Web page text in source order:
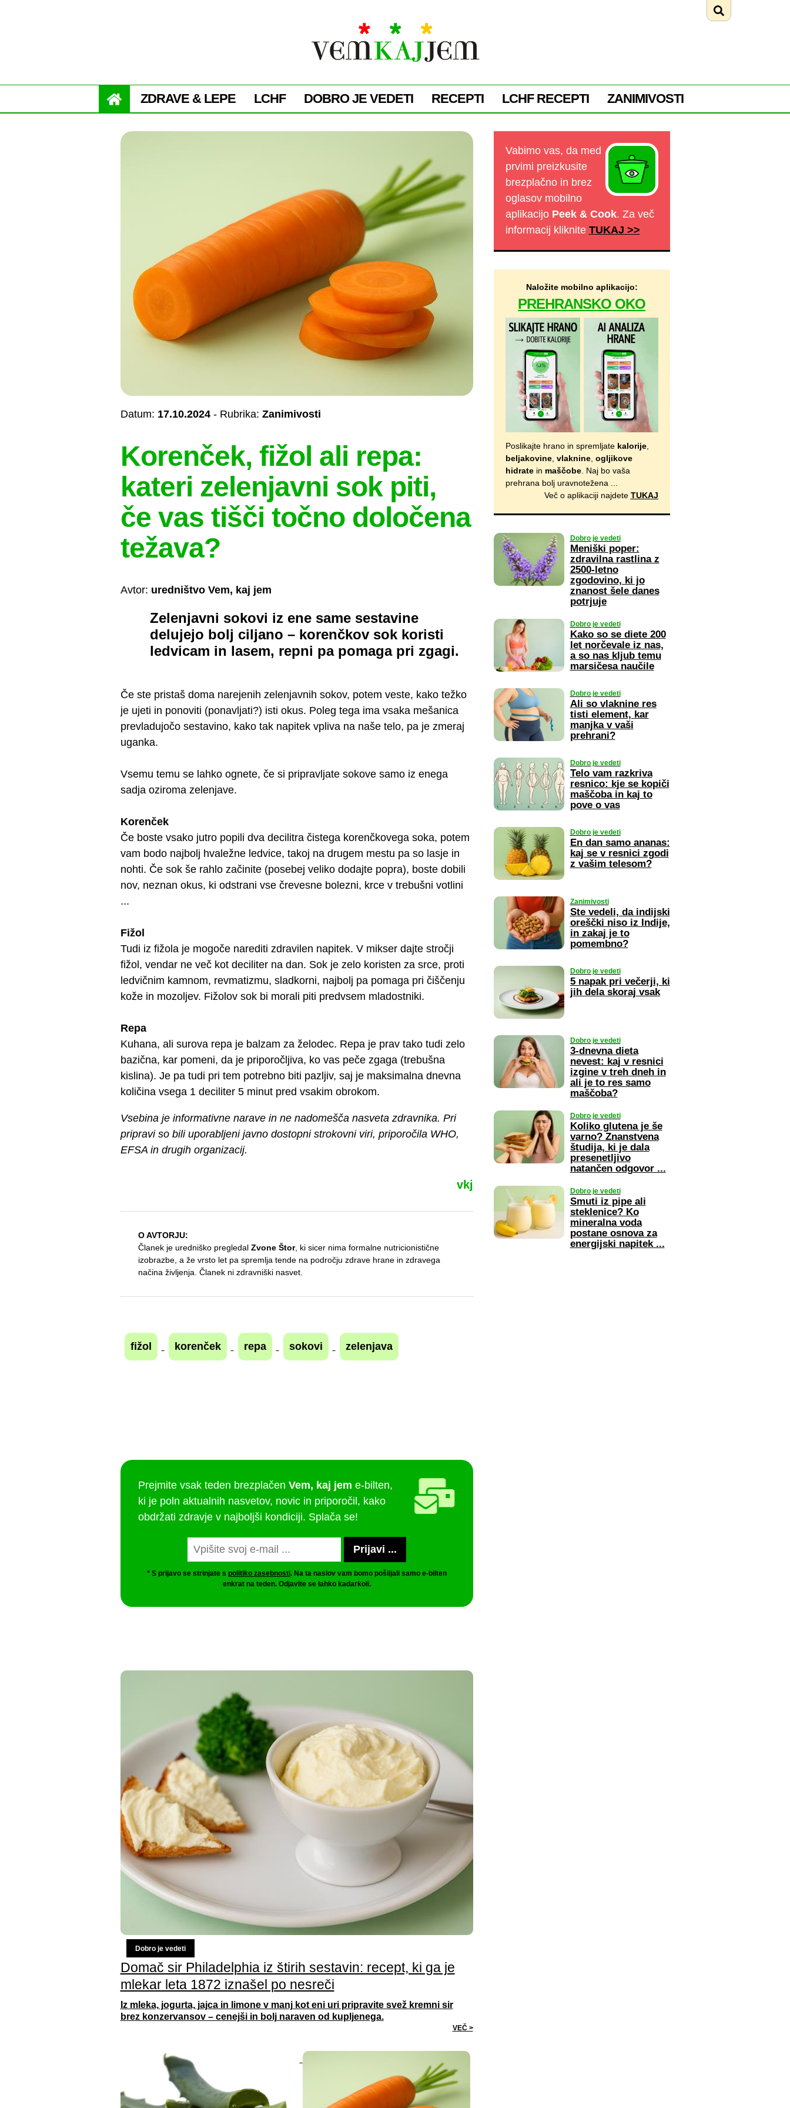
ZDRAVE & LEPE LCHF DOBRO JE VEDETI RECEPTI LCHF RECEPTI ZANIMIVOSTI
Datum: 17.10.2024- Rubrika: Zanimivosti
Korenček, fižol ali repa:
kateri zelenjavni sok piti,
če vas tišči točno določena
težava?
Avtor: uredništvo Vem, kaj jem
Zelenjavni sokovi iz ene same sestavine
delujejo bolj ciljano – korenčkov sok koristi
ledvicam in lasem, repni pa pomaga pri zgagi.
Če ste pristaš doma narejenih zelenjavnih sokov, potem veste, kako težko
je ujeti in ponoviti (ponavljati?) isti okus. Poleg tega ima vsaka mešanica
prevladujočo sestavino, kako tak napitek vpliva na naše telo, pa je zmeraj
uganka.
Vsemu temu se lahko ognete, če si pripravljate sokove samo iz enega
sadja oziroma zelenjave.
Korenček
Če boste vsako jutro popili dva decilitra čistega korenčkovega soka, potem
vam bodo najbolj hvaležne ledvice, takoj na drugem mestu pa so lasje in
nohti. Če sok še rahlo začinite (posebej veliko dodajte popra), boste dobili
nov, neznan okus, ki odstrani vse črevesne bolezni, krce v trebušni votlini
...
Fižol
Tudi iz fižola je mogoče narediti zdravilen napitek. V mikser dajte stročji
fižol, vendar ne več kot deciliter na dan. Sok je zelo koristen za srce, proti
ledvičnim kamnom, revmatizmu, sladkorni, najbolj pa pomaga pri čiščenju
kože in mozoljev. Fižolov sok bi morali piti predvsem mladostniki.
Repa
Kuhana, ali surova repa je balzam za želodec. Repa je prav tako tudi zelo
bazična, kar pomeni, da je priporočljiva, ko vas peče zgaga (trebušna
kislina). Je pa tudi pri tem potrebno biti pazljiv, saj je maksimalna dnevna
količina vsega 1 deciliter 5 minut pred vsakim obrokom.
Vsebina je informativne narave in ne nadomešča nasveta zdravnika. Pri
pripravi so bili uporabljeni javno dostopni strokovni viri, priporočila WHO,
EFSA in drugih organizacij.
vkj
O AVTORJU:
Članek je uredniško pregledal Zvone Štor, ki sicer nima formalne nutricionistične
izobrazbe, a že vrsto let pa spremlja tende na področju zdrave hrane in zdravega
načina življenja. Članek ni zdravniški nasvet.
fižol korenček repa sokovi zelenjava
Prejmite vsak teden brezplačen Vem, kaj jem e-bilten,
ki je poln aktualnih nasvetov, novic in priporočil, kako
obdržati zdravje v najboljši kondiciji. Splača se!
* S prijavo se strinjate s politiko zasebnosti. Na ta naslov vam bomo pošiljali samo e-bilten
enkrat na teden. Odjavite se lahko kadarkoli.
Dobro je vedeti
Domač sir Philadelphia iz štirih sestavin: recept, ki ga je
mlekar leta 1872 iznašel po nesreči
Iz mleka, jogurta, jajca in limone v manj kot eni uri pripravite svež kremni sir
brez konzervansov – cenejši in bolj naraven od kupljenega.
VEČ >
Vabimo vas, da med
prvimi preizkusite
brezplačno in brez
oglasov mobilno
aplikacijo Peek & Cook. Za več
informacij kliknite TUKAJ >>
Naložite mobilno aplikacijo:
PREHRANSKO OKO
Poslikajte hrano in spremljate kalorije,
beljakovine, vlaknine, ogljikove
hidratein maščobe. Naj bo vaša
prehrana bolj uravnotežena ...
Več o aplikaciji najdete TUKAJ
Dobro je vedeti
Meniški poper:
zdravilna rastlina z
2500-letno
zgodovino, ki jo
znanost šele danes
potrjuje
Dobro je vedeti
Kako so se diete 200
let norčevale iz nas,
a so nas kljub temu
marsičesa naučile
Dobro je vedeti
Ali so vlaknine res
tisti element, kar
manjka v vaši
prehrani?
Dobro je vedeti
Telo vam razkriva
resnico: kje se kopiči
maščoba in kaj to
pove o vas
Dobro je vedeti
En dan samo ananas:
kaj se v resnici zgodi
z vašim telesom?
Zanimivosti
Ste vedeli, da indijski
oreščki niso iz Indije,
in zakaj je to
pomembno?
Dobro je vedeti
5 napak pri večerji, ki
jih dela skoraj vsak
Dobro je vedeti
3-dnevna dieta
nevest: kaj v resnici
izgine v treh dneh in
ali je to res samo
maščoba?
Dobro je vedeti
Koliko glutena je še
varno? Znanstvena
študija, ki je dala
presenetljivo
natančen odgovor ...
Dobro je vedeti
Smuti iz pipe ali
steklenice? Ko
mineralna voda
postane osnova za
energijski napitek ...